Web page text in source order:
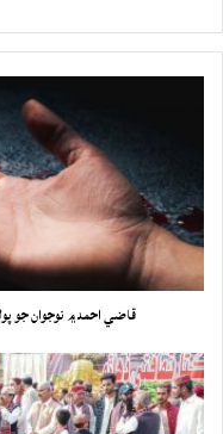
قاضي احمد ۾ نوجوان جو